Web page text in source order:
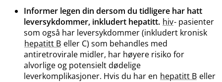
Informer legen din dersom du tidligere har hatt
leversykdommer, inkludert hepatitt. hiv- pasienter
som også har leversykdommer (inkludert kronisk
hepatitt B eller C) som behandles med
antiretrovirale midler, har høyere risiko for
alvorlige og potensielt dødelige
leverkomplikasjoner. Hvis du har en hepatitt B eller